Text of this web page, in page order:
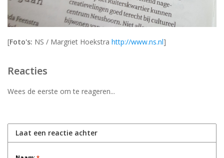
[Foto's: NS / Margriet Hoekstra http://www.ns.nl]
Reacties
Wees de eerste om te reageren...
Laat een reactie achter